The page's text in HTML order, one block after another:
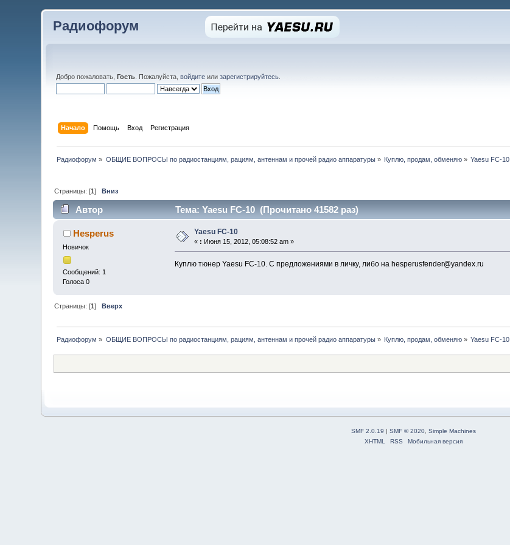
Радиофорум
Добро пожаловать,Гость . Пожалуйста,войдите илизарегистрируйтесь
Начало Помощь Вход Регистрация
Радиофорум » ОБЩИЕ ВОПРОСЫ по радиостанциям, рациям, антеннам и прочей радио аппаратуры» Куплю, продам, обменяю » Yaesu FC-10
Страницы: [1]Вниз
Автор Тема: Yaesu FC-10 (Прочитано 41582 раз)
Hesperus
Новичок
Сообщений: 1
Голоса 0
Yaesu FC-10
« : Июня 15, 2012, 05:08:52 am »
Куплю тюнер Yaesu FC-10. С предложениями в личку, либо на hesperusfender@yandex.ru
Страницы: [1]Вверх
Радиофорум » ОБЩИЕ ВОПРОСЫ по радиостанциям, рациям, антеннам и прочей радио аппаратуры» Куплю, продам, обменяю » Yaesu FC-10
SMF 2.0.19 | SMF © 2020 Simple Machines
XHTML
RSS Мобильная версия